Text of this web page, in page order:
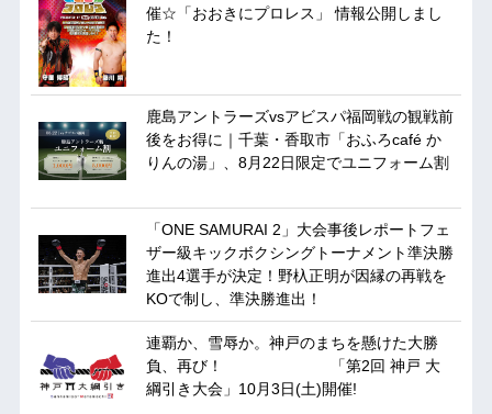
催☆「おおきにプロレス」 情報公開しまし
た！
鹿島アントラーズvsアビスパ福岡戦の観戦前
後をお得に｜千葉・香取市「おふろcafé か
りんの湯」、8月22日限定でユニフォーム割
「ONE SAMURAI 2」大会事後レポートフェ
ザー級キックボクシングトーナメント準決勝
進出4選手が決定！野杁正明が因縁の再戦を
KOで制し、準決勝進出！
連覇か、雪辱か。神戸のまちを懸けた大勝
負、再び！ 「第2回 神戸 大
綱引き大会」10月3日(土)開催!